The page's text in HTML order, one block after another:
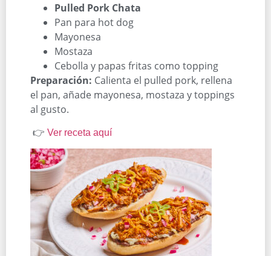
Pulled Pork Chata
Pan para hot dog
Mayonesa
Mostaza
Cebolla y papas fritas como topping
Preparación: Calienta el pulled pork, rellena
el pan, añade mayonesa, mostaza y toppings
al gusto.
👉 Ver receta aquí